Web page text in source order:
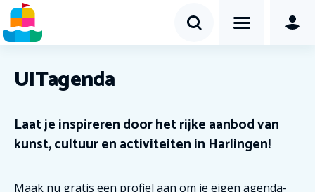
UITagenda
Laat je inspireren door het rijke aanbod van
kunst, cultuur en activiteiten in Harlingen!
Maak nu gratis een profiel aan om je eigen agenda-